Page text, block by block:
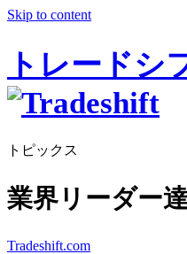
Skip to content
トレードシ
トピックス
業界リーダー
Tradeshift.com